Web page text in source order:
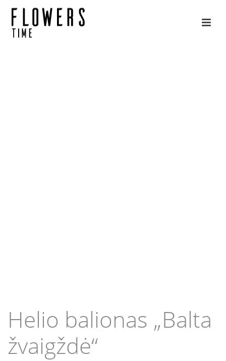
Helio balionas „Balta
žvaigždė“